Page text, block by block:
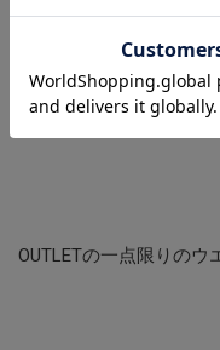
あと1日、30％OFFなの
OUTLETの一点限りの